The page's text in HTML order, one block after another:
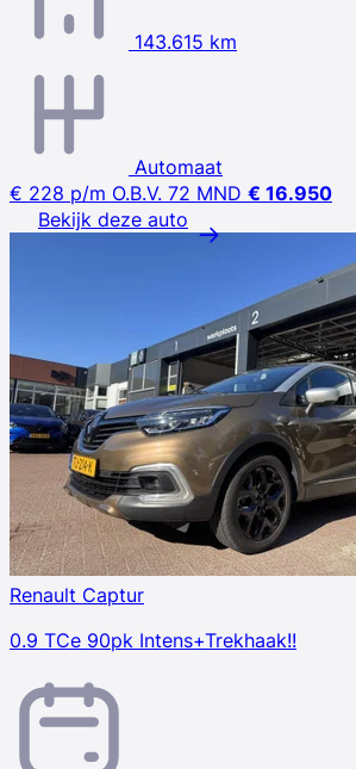
143.615 km
Automaat
€ 228 p/m O.B.V. 72 MND € 16.950
Bekijk deze auto
Renault Captur
0.9 TCe 90pk Intens+Trekhaak!!